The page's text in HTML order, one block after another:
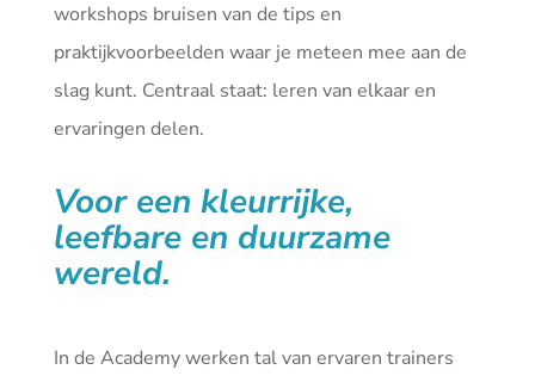
workshops bruisen van de tips en
praktijkvoorbeelden waar je meteen mee aan de
slag kunt. Centraal staat: leren van elkaar en
ervaringen delen.
Voor een kleurrijke,
leefbare en duurzame
wereld.
In de Academy werken tal van ervaren trainers